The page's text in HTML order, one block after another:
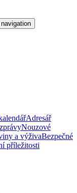
Adresář
Nouzové
a výživaBezpečné
příležitosti